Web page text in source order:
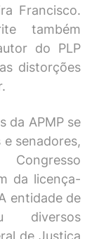
Francisco.
também
do PLP
distorções
da APMP se
senadores,
da licença-
entidade de
diversos